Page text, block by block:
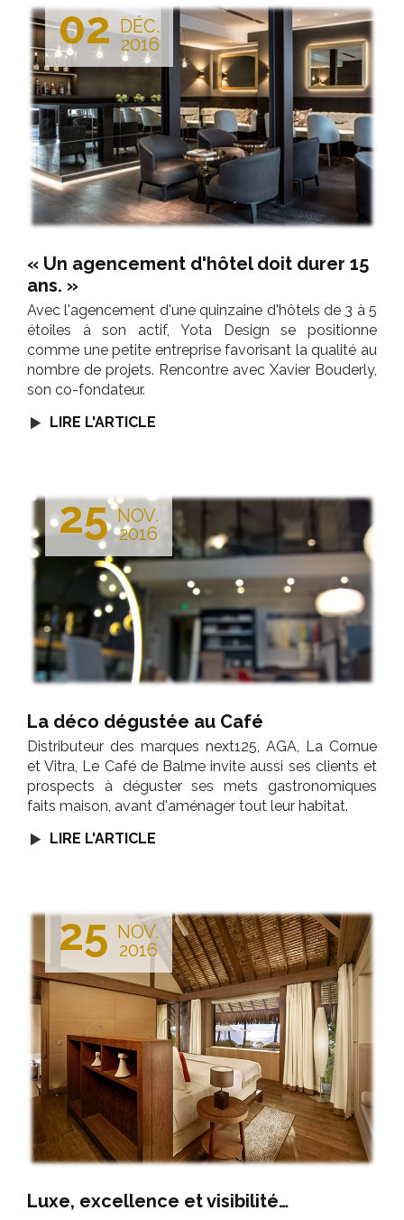
02 DÉC.
2016
« Un agencement d'hôtel doit durer 15
ans. »
Avec l'agencement d'une quinzaine d'hôtels de 3 à 5
étoiles à son actif, Yota Design se positionne
comme une petite entreprise favorisant la qualité au
nombre de projets. Rencontre avec Xavier Bouderly,
son co-fondateur.
LIRE L'ARTICLE
25 NOV.
2016
La déco dégustée au Café
Distributeur des marques next125, AGA, La Cornue
et Vitra, Le Café de Balme invite aussi ses clients et
prospects à déguster ses mets gastronomiques
faits maison, avant d'aménager tout leur habitat.
LIRE L'ARTICLE
25 NOV.
2016
Luxe, excellence et visibilité…